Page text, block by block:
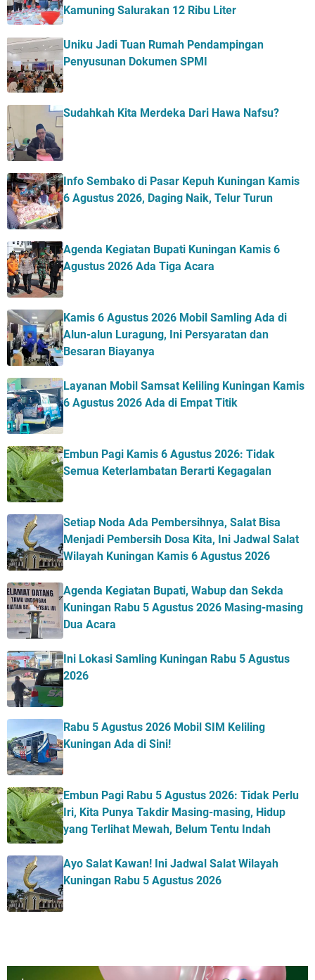
Kamuning Salurakan 12 Ribu Liter
Uniku Jadi Tuan Rumah Pendampingan
Penyusunan Dokumen SPMI
Sudahkah Kita Merdeka Dari Hawa Nafsu?
Info Sembako di Pasar Kepuh Kuningan Kamis
6 Agustus 2026, Daging Naik, Telur Turun
Agenda Kegiatan Bupati Kuningan Kamis 6
Agustus 2026 Ada Tiga Acara
Kamis 6 Agustus 2026 Mobil Samling Ada di
Alun-alun Luragung, Ini Persyaratan dan
Besaran Biayanya
Layanan Mobil Samsat Keliling Kuningan Kamis
6 Agustus 2026 Ada di Empat Titik
Embun Pagi Kamis 6 Agustus 2026: Tidak
Semua Keterlambatan Berarti Kegagalan
Setiap Noda Ada Pembersihnya, Salat Bisa
Menjadi Pembersih Dosa Kita, Ini Jadwal Salat
Wilayah Kuningan Kamis 6 Agustus 2026
Agenda Kegiatan Bupati, Wabup dan Sekda
Kuningan Rabu 5 Agustus 2026 Masing-masing
Dua Acara
Ini Lokasi Samling Kuningan Rabu 5 Agustus
2026
Rabu 5 Agustus 2026 Mobil SIM Keliling
Kuningan Ada di Sini!
Embun Pagi Rabu 5 Agustus 2026: Tidak Perlu
Iri, Kita Punya Takdir Masing-masing, Hidup
yang Terlihat Mewah, Belum Tentu Indah
Ayo Salat Kawan! Ini Jadwal Salat Wilayah
Kuningan Rabu 5 Agustus 2026